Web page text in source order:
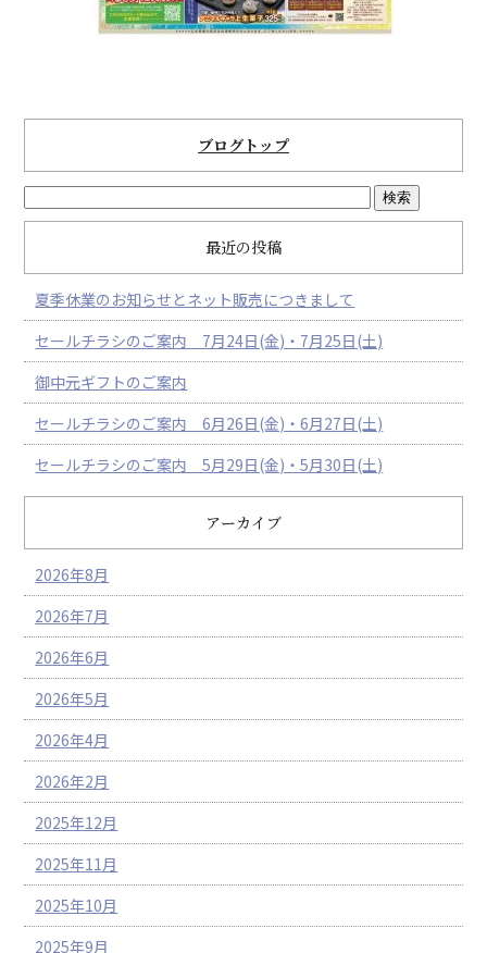
ブログトップ
最近の投稿
夏季休業のお知らせとネット販売につきまして
セールチラシのご案内 7月24日(金)・7月25日(土)
御中元ギフトのご案内
セールチラシのご案内 6月26日(金)・6月27日(土)
セールチラシのご案内 5月29日(金)・5月30日(土)
アーカイブ
2026年8月
2026年7月
2026年6月
2026年5月
2026年4月
2026年2月
2025年12月
2025年11月
2025年10月
2025年9月